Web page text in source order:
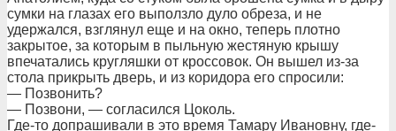
сумки на глазах его выползло дуло обреза, и не
удержался, взглянул еще и на окно, теперь плотно
закрытое, за которым в пыльную жестяную крышу
впечатались кругляшки от кроссовок. Он вышел из-за
стола прикрыть дверь, и из коридора его спросили:
— Позвонить?
— Позвони, — согласился Цоколь.
Где-то допрашивали в это время Тамару Ивановну, где-